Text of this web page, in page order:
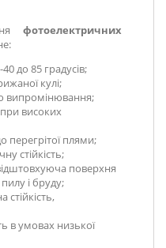
фотоелектричних
до 85 градусів;
кулі;
випромінювання;
високих
перегрітої плями;
стійкість;
поверхня
і бруду;
стійкість,
в умовах низької